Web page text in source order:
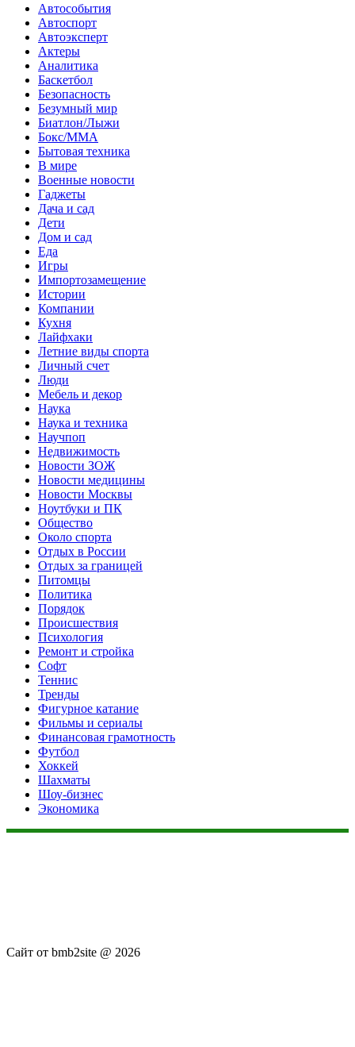
Автособытия
Автоспорт
Автоэксперт
Актеры
Аналитика
Баскетбол
Безопасность
Безумный мир
Биатлон/Лыжи
Бокс/MMA
Бытовая техника
В мире
Военные новости
Гаджеты
Дача и сад
Дети
Дом и сад
Еда
Игры
Импортозамещение
Истории
Компании
Кухня
Лайфхаки
Летние виды спорта
Личный счет
Люди
Мебель и декор
Наука
Наука и техника
Научпоп
Недвижимость
Новости ЗОЖ
Новости медицины
Новости Москвы
Ноутбуки и ПК
Общество
Около спорта
Отдых в России
Отдых за границей
Питомцы
Политика
Порядок
Происшествия
Психология
Ремонт и стройка
Софт
Теннис
Тренды
Фигурное катание
Фильмы и сериалы
Финансовая грамотность
Футбол
Хоккей
Шахматы
Шоу-бизнес
Экономика
Сайт от bmb2site @ 2026